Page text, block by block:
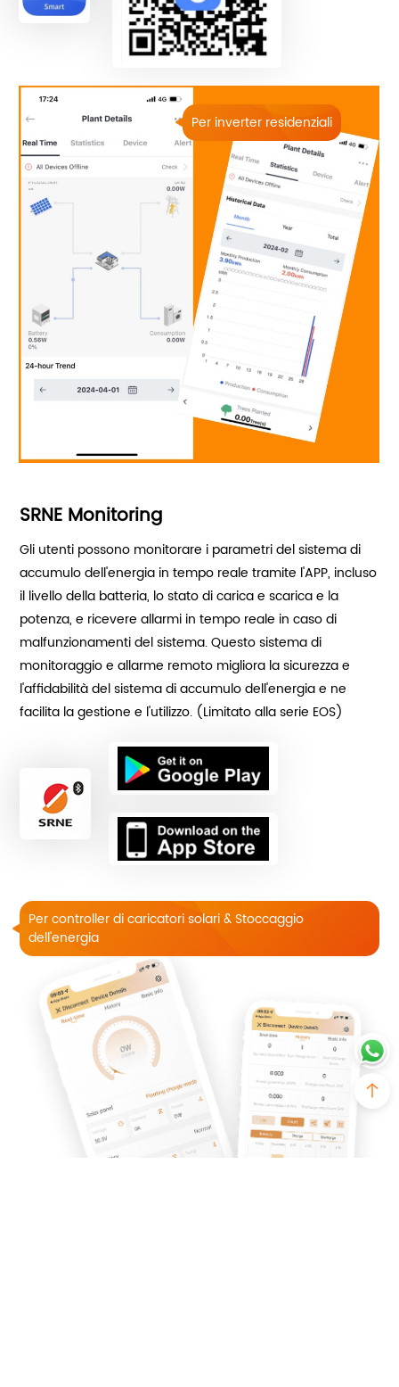
Per inverter residenziali
Per controller di caricatori solari & Stoccaggio
dell'energia
SRNE Monitoring
Gli utenti possono monitorare i parametri del sistema di
accumulo dell'energia in tempo reale tramite l'APP, incluso
il livello della batteria, lo stato di carica e scarica e la
potenza, e ricevere allarmi in tempo reale in caso di
malfunzionamenti del sistema. Questo sistema di
monitoraggio e allarme remoto migliora la sicurezza e
l'affidabilità del sistema di accumulo dell'energia e ne
facilita la gestione e l'utilizzo. (Limitato alla serie EOS)